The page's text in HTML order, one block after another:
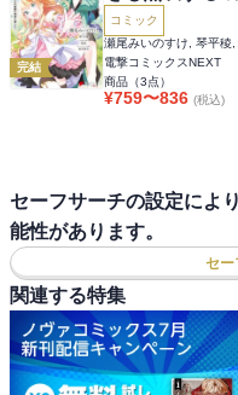
完結
コミック
瀬尾みいのすけ, 琴平稜
電撃コミックスNEXT
商品（3点）
¥759〜836 (税込)
セーフサーチの設定によ
能性があります。
セー
関連する特集